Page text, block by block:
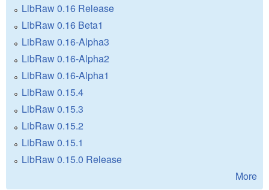
LibRaw 0.16 Release
LibRaw 0.16 Beta1
LibRaw 0.16-Alpha3
LibRaw 0.16-Alpha2
LibRaw 0.16-Alpha1
LibRaw 0.15.4
LibRaw 0.15.3
LibRaw 0.15.2
LibRaw 0.15.1
LibRaw 0.15.0 Release
More